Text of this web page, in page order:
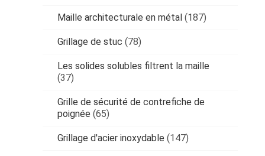
Maille architecturale en métal (187)
Grillage de stuc (78)
Les solides solubles filtrent la maille
(37)
Grille de sécurité de contrefiche de
poignée (65)
Grillage d'acier inoxydable (147)